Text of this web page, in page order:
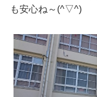
も安心ね～(^▽^)